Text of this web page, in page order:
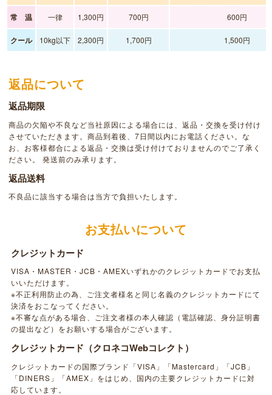
常 温 一律 1,300円 700円 600円
クール 10kg以下 2,300円 1,700円 1,500円
返品について
返品期限
商品の欠陥や不良など当社原因による場合には、返品・交換を受け付け
させていただきます。商品到着後、7日間以内にお電話ください。な
お、お客様都合による返品・交換は受け付けておりませんのでご了承く
ださい。 発送前のみ承ります。
返品送料
不良品に該当する場合は当方で負担いたします。
お支払いについて
クレジットカード
VISA・MASTER・JCB・AMEXいずれかのクレジットカードでお支払
いいただけます。
※不正利用防止の為、ご注文者様名と同じ名義のクレジットカードにて
決済をおこなってください。
※不審な点がある場合、ご注文者様の本人確認（電話確認、身分証明書
の提出など）をお願いする場合がございます。
クレジットカード（クロネコWebコレクト）
クレジットカードの国際ブランド「VISA」「Mastercard」「JCB」
「DINERS」「AMEX」をはじめ、国内の主要クレジットカードに対
応しています。